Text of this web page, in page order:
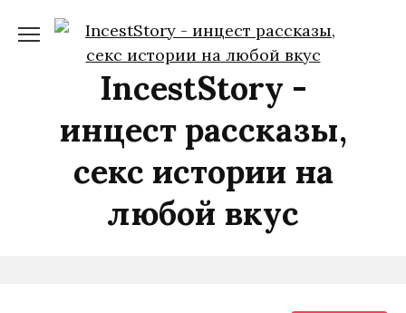
содержанию
IncestStory -
инцест рассказы,
секс истории на
любой вкус